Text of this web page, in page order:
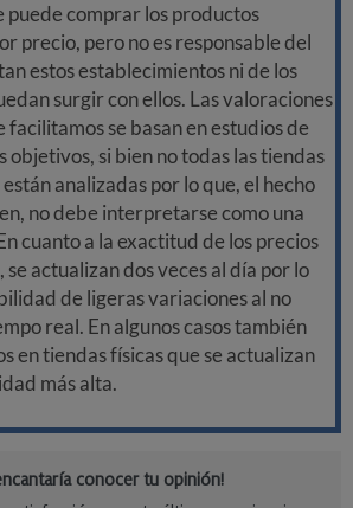
puede comprar los productos
precio, pero no es responsable del
estos establecimientos ni de los
surgir con ellos. Las valoraciones
facilitamos se basan en estudios de
objetivos, si bien no todas las tiendas
analizadas por lo que, el hecho
no debe interpretarse como una
cuanto a la exactitud de los precios
actualizan dos veces al día por lo
de ligeras variaciones al no
real. En algunos casos también
en tiendas físicas que se actualizan
más alta.